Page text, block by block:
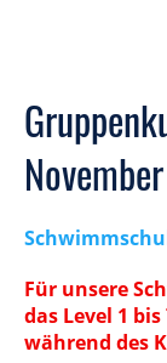
Für unsere
das Level 1
während des